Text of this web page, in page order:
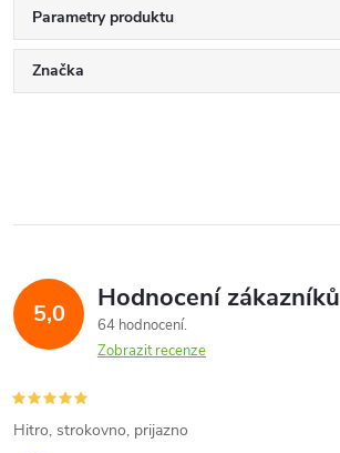
Parametry produktu
Značka
5,0 Hodnocení zákazníků
64 hodnocení
Zobrazit recenze
Hitro, strokovno, prijazno